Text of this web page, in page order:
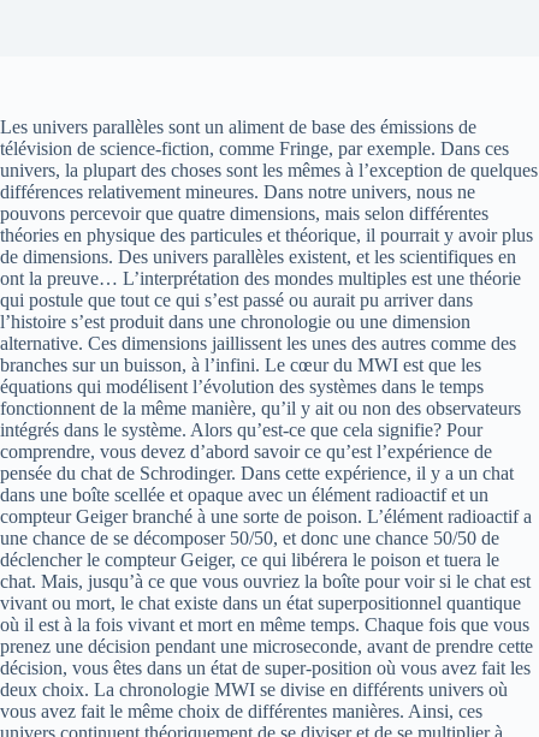
Les univers parallèles sont un aliment de base des émissions de
télévision de science-fiction, comme Fringe, par exemple. Dans ces
univers, la plupart des choses sont les mêmes à l’exception de quelques
différences relativement mineures. Dans notre univers, nous ne
pouvons percevoir que quatre dimensions, mais selon différentes
théories en physique des particules et théorique, il pourrait y avoir plus
de dimensions. Des univers parallèles existent, et les scientifiques en
ont la preuve… L’interprétation des mondes multiples est une théorie
qui postule que tout ce qui s’est passé ou aurait pu arriver dans
l’histoire s’est produit dans une chronologie ou une dimension
alternative. Ces dimensions jaillissent les unes des autres comme des
branches sur un buisson, à l’infini. Le cœur du MWI est que les
équations qui modélisent l’évolution des systèmes dans le temps
fonctionnent de la même manière, qu’il y ait ou non des observateurs
intégrés dans le système. Alors qu’est-ce que cela signifie? Pour
comprendre, vous devez d’abord savoir ce qu’est l’expérience de
pensée du chat de Schrodinger. Dans cette expérience, il y a un chat
dans une boîte scellée et opaque avec un élément radioactif et un
compteur Geiger branché à une sorte de poison. L’élément radioactif a
une chance de se décomposer 50/50, et donc une chance 50/50 de
déclencher le compteur Geiger, ce qui libérera le poison et tuera le
chat. Mais, jusqu’à ce que vous ouvriez la boîte pour voir si le chat est
vivant ou mort, le chat existe dans un état superpositionnel quantique
où il est à la fois vivant et mort en même temps. Chaque fois que vous
prenez une décision pendant une microseconde, avant de prendre cette
décision, vous êtes dans un état de super-position où vous avez fait les
deux choix. La chronologie MWI se divise en différents univers où
vous avez fait le même choix de différentes manières. Ainsi, ces
univers continuent théoriquement de se diviser et de se multiplier à